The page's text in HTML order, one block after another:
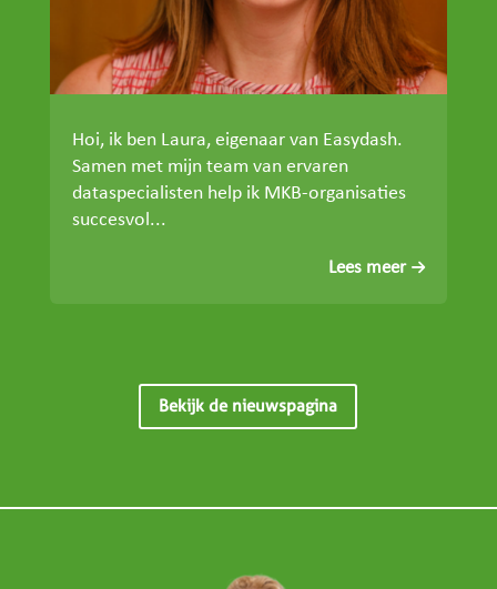
Hoi, ik ben Laura, eigenaar van Easydash.
Samen met mijn team van ervaren
dataspecialisten help ik MKB-organisaties
succesvol...
Lees meer
Bekijk de nieuwspagina